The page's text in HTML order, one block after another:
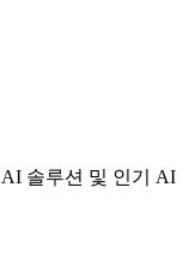
솔루션 및 인기 AI